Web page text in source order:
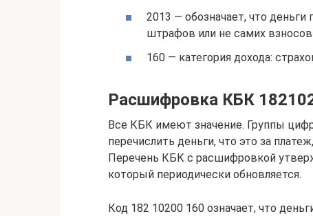
2013 — обозначает, что
штрафов или не самих
160 — категория дохода:
Расшифровка КБК
Все КБК имеют значение. Группы
перечислить деньги, что это за
Перечень КБК с расшифровкой
который периодически обновляется.
Код 182 10200 160 означает, что